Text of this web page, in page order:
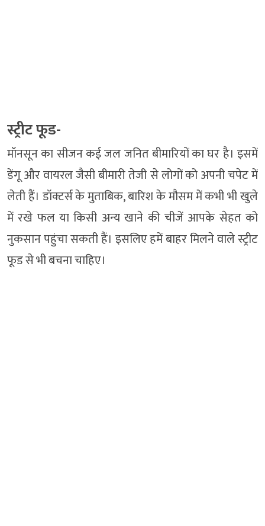
स्ट्रीट फूड-
मॉनसून का सीजन कई जल जनित बीमारियों का घर है। इसमें
डेंगू और वायरल जैसी बीमारी तेजी से लोगों को अपनी चपेट में
लेती हैं। डॉक्टर्स के मुताबिक, बारिश के मौसम में कभी भी खुले
में रखे फल या किसी अन्य खाने की चीजें आपके सेहत को
नुकसान पहुंचा सकती हैं। इसलिए हमें बाहर मिलने वाले स्ट्रीट
फूड से भी बचना चाहिए।